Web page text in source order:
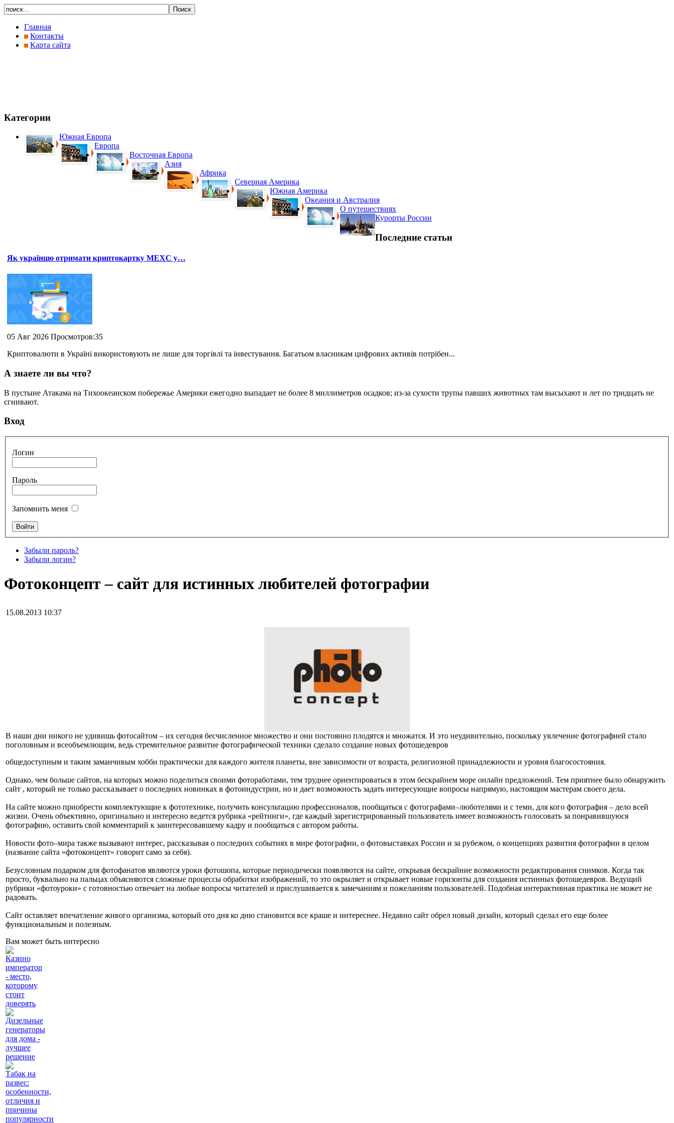
Главная
Контакты
Карта сайта
Категории
Южная Европа
Европа
Восточная Европа
Азия
Африка
Северная Америка
Южная Америка
Океания и Австралия
О путешествиях
Курорты России
Последние статьи
Як українцю отримати криптокартку MEXC у…
05 Авг 2026 Просмотров:35
Криптовалюти в Україні використовують не лише для торгівлі та інвестування. Багатьом власникам цифрових активів потрібен...
А знаете ли вы что?
В пустыне Атакама на Тихоокеанском побережье Америки ежегодно выпадает не более 8 миллиметров осадков; из-за сухости трупы павших животных там высыхают и лет по тридцать не
сгнивают.
Вход
Логин
Пароль
Запомнить меня
Забыли пароль?
Забыли логин?
Фотоконцепт – сайт для истинных любителей фотографии
15.08.2013 10:37
В наши дни никого не удивишь фотосайтом – их сегодня бесчисленное множество и они постоянно плодятся и множатся. И это неудивительно, поскольку увлечение фотографией стало
поголовным и всеобъемлющим, ведь стремительное развитие фотографической техники сделало создание новых фотошедевров
общедоступным и таким заманчивым хобби практически для каждого жителя планеты, вне зависимости от возраста, религиозной принадлежности и уровня благосостояния.
Однако, чем больше сайтов, на которых можно поделиться своими фотоработами, тем труднее ориентироваться в этом бескрайнем море онлайн предложений. Тем приятнее было обнаружить
сайт , который не только рассказывает о последних новинках в фотоиндустрии, но и дает возможность задать интересующие вопросы напрямую, настоящим мастерам своего дела.
На сайте можно приобрести комплектующие к фототехнике, получить консультацию профессионалов, пообщаться с фотографами–люботелями и с теми, для кого фотография – дело всей
жизни. Очень объективно, оригинально и интересно ведется рубрика «рейтинги», где каждый зарегистрированный пользователь имеет возможность голосовать за понравившуюся
фотографию, оставить свой комментарий к заинтересовавшему кадру и пообщаться с автором работы.
Новости фото–мира также вызывают интерес, рассказывая о последних событиях в мире фотографии, о фотовыставках России и за рубежом, о концепциях развития фотографии в целом
(название сайта «фотоконцепт» говорит само за себя).
Безусловным подарком для фотофанатов являются уроки фотошопа, которые периодически появляются на сайте, открывая бескрайние возможности редактирования снимков. Когда так
просто, буквально на пальцах объясняются сложные процессы обработки изображений, то это окрыляет и открывает новые горизонты для создания истинных фотошедевров. Ведущий
рубрики «фотоуроки» с готовностью отвечает на любые вопросы читателей и прислушивается к замечаниям и пожеланиям пользователей. Подобная интерактивная практика не может не
радовать.
Сайт оставляет впечатление живого организма, который ото дня ко дню становится все краше и интереснее. Недавно сайт обрел новый дизайн, который сделал его еще более
функциональным и полезным.
Вам может быть интересно
Казино
император
- место,
которому
стоит
доверять
Дизельные
генераторы
для дома -
лучшее
решение
Табак на
развес:
особенности,
отличия и
причины
популярности